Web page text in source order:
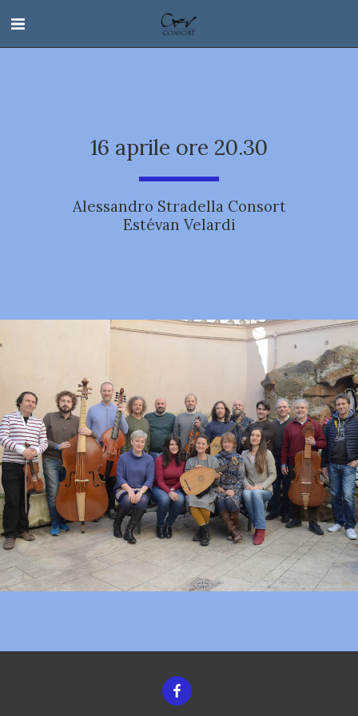
16 aprile ore 20.30
Alessandro Stradella Consort
Estévan Velardi